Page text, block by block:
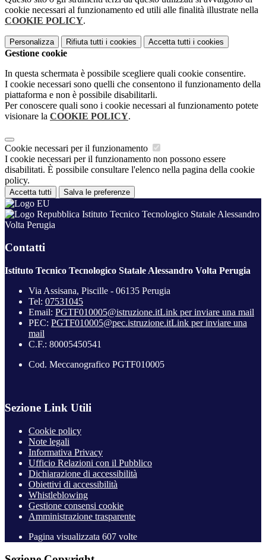
cookie necessari al funzionamento ed utili alle finalità illustrate nella
COOKIE POLICY.
Personalizza Rifiuta tutti i cookies Accetta tutti i cookies
Gestione cookie
In questa schermata è possibile scegliere quali cookie consentire.
I cookie necessari sono quelli che consentono il funzionamento della
piattaforma e non è possibile disabilitarli.
Per conoscere quali sono i cookie necessari al funzionamento potete
visionare la COOKIE POLICY.
Cookie necessari per il funzionamento
I cookie necessari per il funzionamento non possono essere
disabilitati. È possibile consultare l'elenco nella pagina della cookie
policy.
Accetta tutti Salva le preferenze
Istituto Tecnico Tecnologico Statale Alessandro
Volta Perugia
Contatti
Istituto Tecnico Tecnologico Statale Alessandro Volta Perugia
Via Assisana, Piscille - 06135 Perugia
Tel: 07531045
Email: PGTF010005@istruzione.itLink per inviare una mail
PEC: PGTF010005@pec.istruzione.itLink per inviare una
mail
C.F.: 80005450541
Cod. Meccanografico PGTF010005
Sezione Link Utili
Cookie policy
Note legali
Informativa Privacy
Ufficio Relazioni con il Pubblico
Dichiarazione di accessibilità
Obiettivi di accessibilità
Whistleblowing
Gestione consensi cookie
Amministrazione trasparente
Pagina visualizzata 607 volte